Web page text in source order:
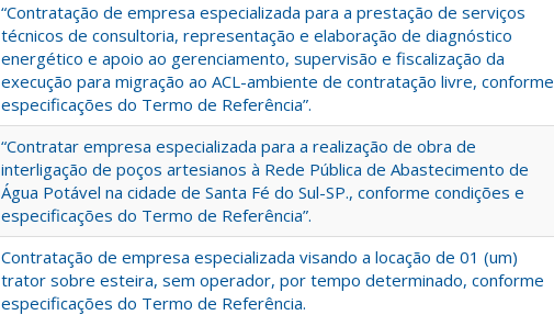
“Contratação de empresa especializada para a prestação de serviços
técnicos de consultoria, representação e elaboração de diagnóstico
energético e apoio ao gerenciamento, supervisão e fiscalização da
execução para migração ao ACL-ambiente de contratação livre, conforme
especificações do Termo de Referência”.
“Contratar empresa especializada para a realização de obra de
interligação de poços artesianos à Rede Pública de Abastecimento de
Água Potável na cidade de Santa Fé do Sul-SP., conforme condições e
especificações do Termo de Referência”.
Contratação de empresa especializada visando a locação de 01 (um)
trator sobre esteira, sem operador, por tempo determinado, conforme
especificações do Termo de Referência.